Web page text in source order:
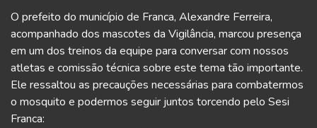
O prefeito do município de Franca, Alexandre Ferreira,
acompanhado dos mascotes da Vigilância, marcou presença
em um dos treinos da equipe para conversar com nossos
atletas e comissão técnica sobre este tema tão importante.
Ele ressaltou as precauções necessárias para combatermos
o mosquito e podermos seguir juntos torcendo pelo Sesi
Franca: